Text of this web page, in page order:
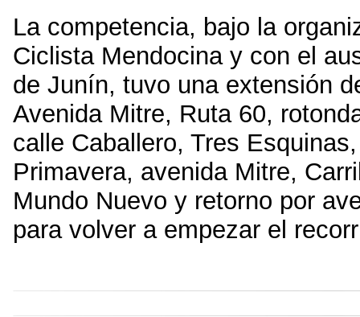
La competencia, bajo la
Ciclista Mendocina y con el
de Junín, tuvo una extensión
Avenida Mitre, Ruta 60,
calle Caballero, Tres
Primavera, avenida Mitre,
Mundo Nuevo y retorno por
para volver a empezar el